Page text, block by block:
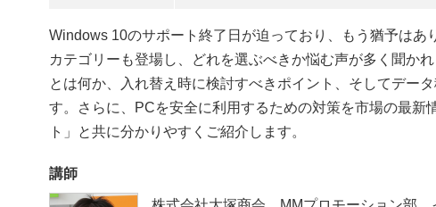
Windows 10のサポート終了日が迫っており、もう猶予はあ
カテゴリーも登場し、どれを選ぶべきか悩む声が多く聞か
とは何か、入れ替え時に検討すべきポイント、そしてデー
す。さらに、PCを安全に利用するための対策を市場の最新
ト」と共に分かりやすくご紹介します。
講師